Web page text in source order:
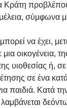
σύμφωνα
να έχει,
οικογένεια,
υιοθεσίας ή,
σε ένα
παιδιά. Κατά
λαμβάνεται